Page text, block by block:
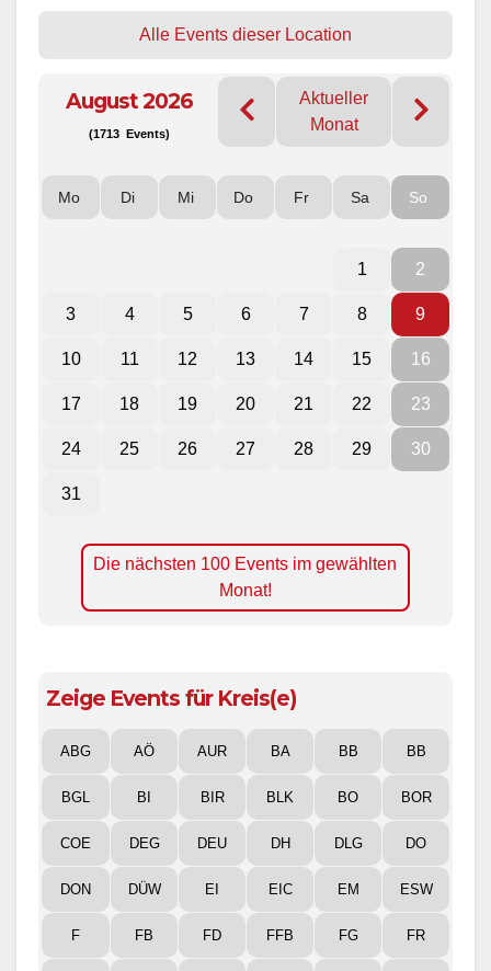
Alle Events dieser Location
August 2026
(1713 Events)
Aktueller
Monat
Mo Di Mi Do Fr Sa So
1 2
3 4 5 6 7 8 9
10 11 12 13 14 15 16
17 18 19 20 21 22 23
24 25 26 27 28 29 30
31
Die nächsten 100 Events im gewählten
Monat!
Zeige Events für Kreis(e)
ABG AÖ AUR BA BB BB
BGL BI BIR BLK BO BOR
COE DEG DEU DH DLG DO
DON DÜW EI EIC EM ESW
F FB FD FFB FG FR